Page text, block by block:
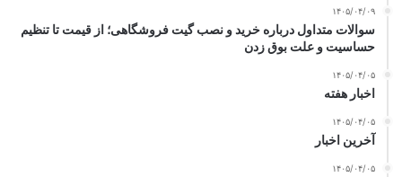
۱۴۰۵/۰۴/۰۹
سوالات متداول درباره خرید و نصب گیت فروشگاهی؛ از قیمت تا تنظیم
حساسیت و علت بوق زدن
۱۴۰۵/۰۴/۰۵
اخبار هفته
۱۴۰۵/۰۴/۰۵
آخرین اخبار
۱۴۰۵/۰۴/۰۵